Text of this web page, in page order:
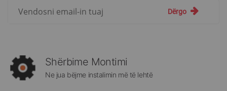
rreth
Megatek:
Dërgo
Shërbime Montimi
Ne jua bëjme instalimin më të lehtë